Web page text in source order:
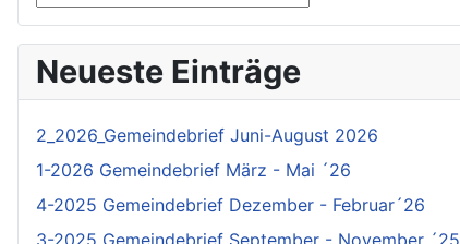
Neueste Einträge
2_2026_Gemeindebrief Juni-August 2026
1-2026 Gemeindebrief März - Mai ´26
4-2025 Gemeindebrief Dezember - Februar´26
3-2025 Gemeindebrief September - November ´25